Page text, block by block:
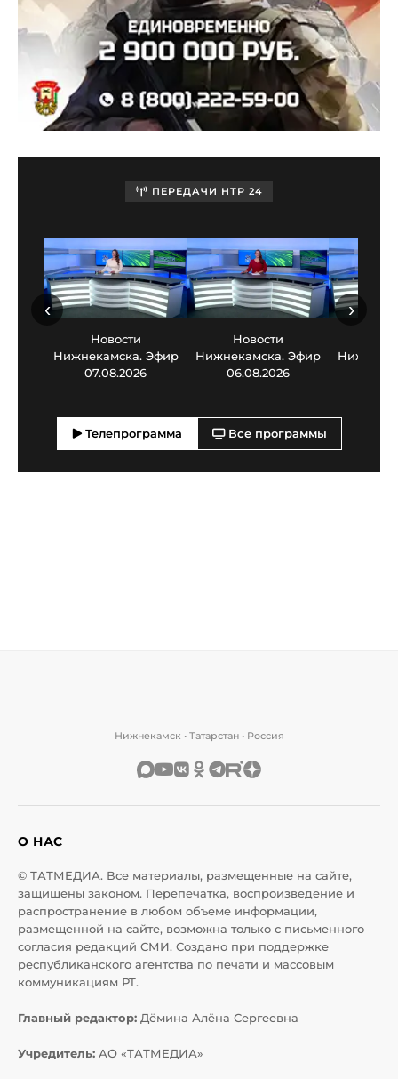
ПЕРЕДАЧИ НТР 24
Новости
Нижнекамска. Эфир
07.08.2026
Новости
Нижнекамска. Эфир
06.08.2026
‹ ›
Телепрограмма Все программы
Нижнекамск • Татарстан • Россия
О НАС
© ТАТМЕДИА. Все материалы, размещенные на сайте,
защищены законом. Перепечатка, воспроизведение и
распространение в любом объеме информации,
размещенной на сайте, возможна только с письменного
согласия редакций СМИ. Создано при поддержке
республиканского агентства по печати и массовым
коммуникациям РТ.
Главный редактор: Дёмина Алёна Сергеевна
Учредитель: АО «ТАТМЕДИА»